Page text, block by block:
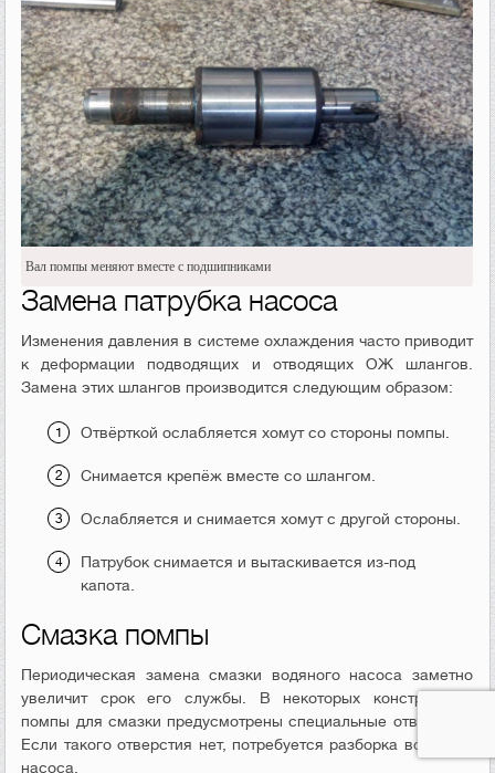
Вал помпы меняют вместе с подшипниками
Замена патрубка насоса
Изменения давления в системе охлаждения часто приводит
к деформации подводящих и отводящих ОЖ шлангов.
Замена этих шлангов производится следующим образом:
Отвёрткой ослабляется хомут со стороны помпы.
Снимается крепёж вместе со шлангом.
Ослабляется и снимается хомут с другой стороны.
Патрубок снимается и вытаскивается из-под
капота.
Смазка помпы
Периодическая замена смазки водяного насоса заметно
увеличит срок его службы. В некоторых конструкциях
помпы для смазки предусмотрены специальные отверстия.
Если такого отверстия нет, потребуется разборка водяного
насоса.